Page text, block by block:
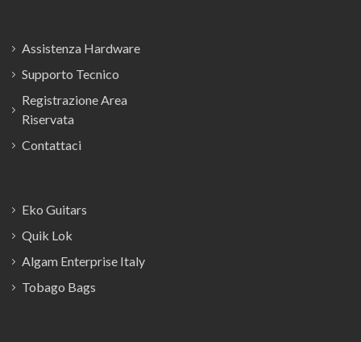
Assistenza Hardware
Supporto Tecnico
Registrazione Area
Riservata
Contattaci
Eko Guitars
Quik Lok
Algam Enterprise Italy
Tobago Bags